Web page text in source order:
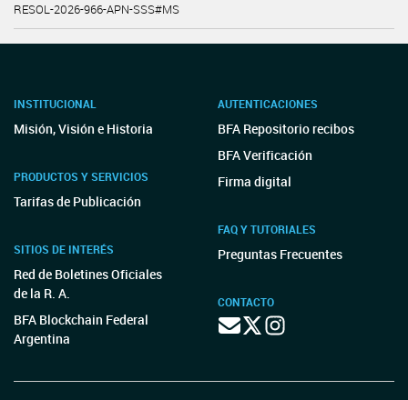
RESOL-2026-966-APN-SSS#MS
INSTITUCIONAL
Misión, Visión e Historia
PRODUCTOS Y SERVICIOS
Tarifas de Publicación
SITIOS DE INTERÉS
Red de Boletines Oficiales
de la R. A.
BFA Blockchain Federal
Argentina
AUTENTICACIONES
BFA Repositorio recibos
BFA Verificación
Firma digital
FAQ Y TUTORIALES
Preguntas Frecuentes
CONTACTO